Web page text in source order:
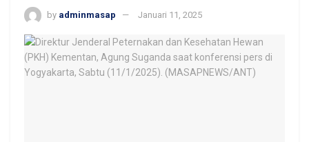
by adminmasap Januari 11, 2025